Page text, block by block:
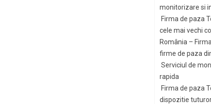
monitorizare si
Firma de paza
cele mai vechi
România –
firme de paza
Serviciul de
rapida
Firma de paza
dispozitie